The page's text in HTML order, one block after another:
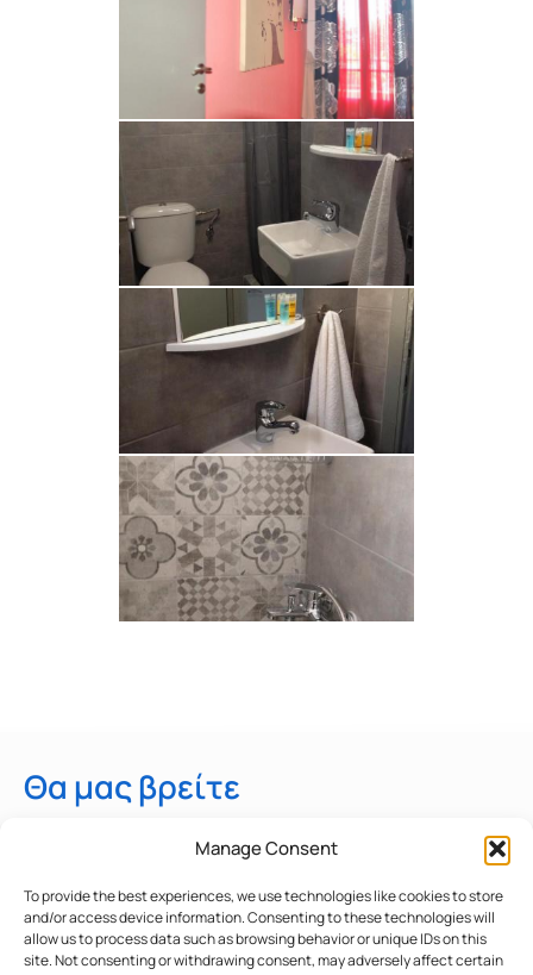
Manage Consent
To provide the best experiences, we use technologies like cookies to store
and/or access device information. Consenting to these technologies will
allow us to process data such as browsing behavior or unique IDs on this
site. Not consenting or withdrawing consent, may adversely affect certain
Θα μας βρείτε
Ηλιουπόλεως - Αγία Ζώνης
Πάλιουρα Επανομή
Θεσσαλονικής, τκ 57500